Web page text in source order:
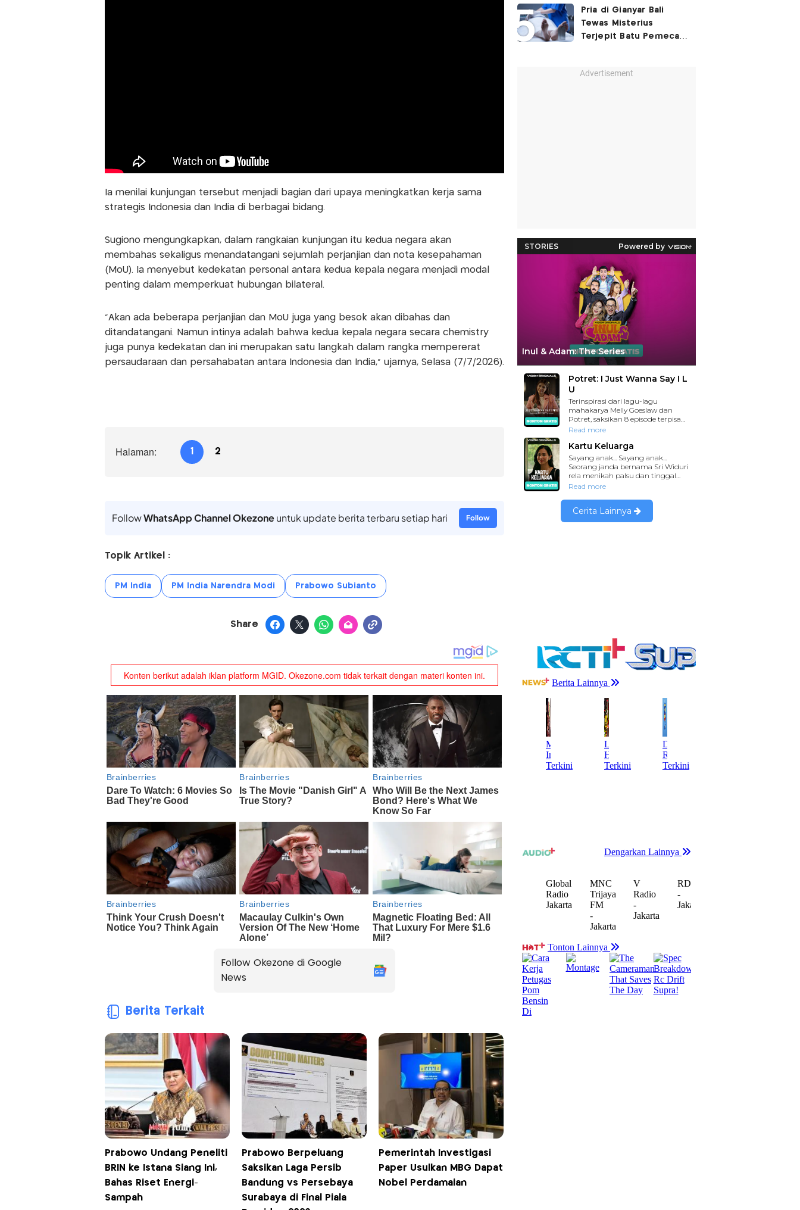
Ia menilai kunjungan tersebut menjadi bagian dari upaya meningkatkan kerja sama
strategis Indonesia dan India di berbagai bidang.
Sugiono mengungkapkan, dalam rangkaian kunjungan itu kedua negara akan
membahas sekaligus menandatangani sejumlah perjanjian dan nota kesepahaman
(MoU). Ia menyebut kedekatan personal antara kedua kepala negara menjadi modal
penting dalam memperkuat hubungan bilateral.
"Akan ada beberapa perjanjian dan MoU juga yang besok akan dibahas dan
ditandatangani. Namun intinya adalah bahwa kedua kepala negara secara chemistry
juga punya kedekatan dan ini merupakan satu langkah dalam rangka mempererat
persaudaraan dan persahabatan antara Indonesia dan India," ujarnya, Selasa (7/7/2026).
Halaman: 1 2
FollowWhatsApp Channel Okezoneuntuk update berita terbaru setiap hari Follow
Topik Artikel :
PM India PM India Narendra Modi Prabowo Subianto
Share
Follow Okezone di Google
News
Berita Terkait
Prabowo Undang Peneliti
BRIN ke Istana Siang Ini,
Bahas Riset Energi-
Sampah
Prabowo Berpeluang
Saksikan Laga Persib
Bandung vs Persebaya
Surabaya di Final Piala
Pemerintah Investigasi
Paper Usulkan MBG Dapat
Nobel Perdamaian
Pria di Gianyar Bali
Tewas Misterius
Terjepit Batu Pemecah
Advertisement